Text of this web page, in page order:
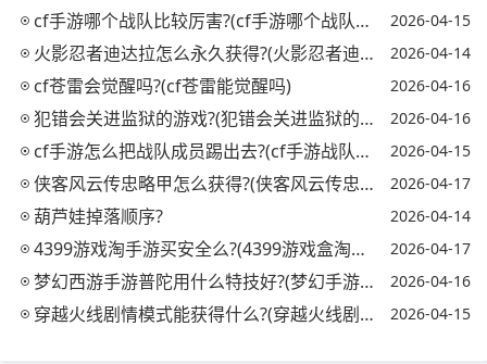
cf手游哪个战队比较厉害?(cf手游哪个战队最强) 2026-04-15
火影忍者迪达拉怎么永久获得?(火影忍者迪达拉怎么获取) 2026-04-14
cf苍雷会觉醒吗?(cf苍雷能觉醒吗) 2026-04-16
犯错会关进监狱的游戏?(犯错会关进监狱的游戏吗) 2026-04-16
cf手游怎么把战队成员踢出去?(cf手游战队怎么踢人) 2026-04-15
侠客风云传忠略甲怎么获得?(侠客风云传忠略甲对自己) 2026-04-17
葫芦娃掉落顺序? 2026-04-14
4399游戏淘手游买安全么?(4399游戏盒淘号有用吗) 2026-04-17
梦幻西游手游普陀用什么特技好?(梦幻手游普陀必备特技) 2026-04-16
穿越火线剧情模式能获得什么?(穿越火线剧情模式怎么过) 2026-04-15